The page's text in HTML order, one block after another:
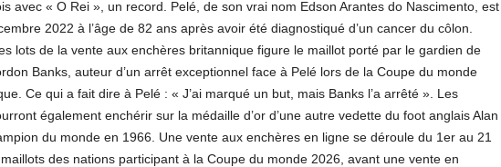
avec « O Rei », un record. Pelé, de son vrai nom Edson Arantes do Nascimento, est
2022 à l’âge de 82 ans après avoir été diagnostiqué d’un cancer du côlon.
lots de la vente aux enchères britannique figure le maillot porté par le gardien de
Banks, auteur d’un arrêt exceptionnel face à Pelé lors de la Coupe du monde
Ce qui a fait dire à Pelé : « J’ai marqué un but, mais Banks l’a arrêté ». Les
également enchérir sur la médaille d’or d’une autre vedette du foot anglais Alan
du monde en 1966. Une vente aux enchères en ligne se déroule du 1er au 21
des nations participant à la Coupe du monde 2026, avant une vente en